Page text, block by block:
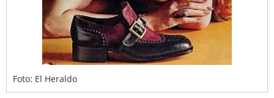
Foto: El Heraldo